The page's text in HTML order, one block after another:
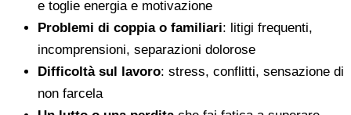
e toglie energia e motivazione
Problemi di coppia o familiari: litigi frequenti,
incomprensioni, separazioni dolorose
Difficoltà sul lavoro: stress, conflitti, sensazione di
non farcela